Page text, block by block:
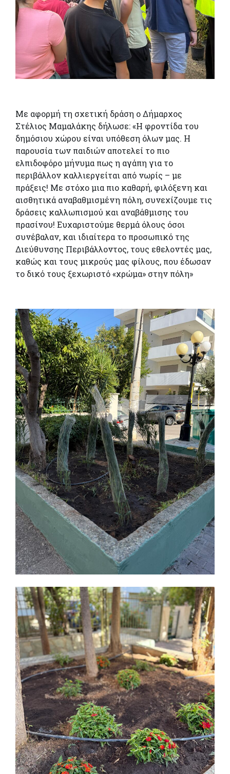
Με αφορμή τη σχετική δράση ο Δήμαρχος
Στέλιος Μαμαλάκης δήλωσε:«Η φροντίδα του
δημόσιου χώρου είναι υπόθεση όλων μας. Η
παρουσία των παιδιών αποτελεί το πιο
ελπιδοφόρο μήνυμα πως η αγάπη για το
περιβάλλον καλλιεργείται από νωρίς – με
πράξεις! Με στόχο μια πιο καθαρή, φιλόξενη και
αισθητικά αναβαθμισμένη πόλη, συνεχίζουμε τις
δράσεις καλλωπισμού και αναβάθμισης του
πρασίνου! Ευχαριστούμε θερμά όλους όσοι
συνέβαλαν, καιιδιαίτερα το προσωπικό της
Διεύθυνσης Περιβάλλοντος, τους εθελοντές μας,
καθώς και τους μικρούς μας φίλους, που έδωσαν
το δικό τους ξεχωριστό«χρώμα» στην πόλη»